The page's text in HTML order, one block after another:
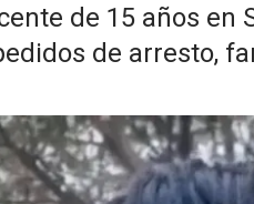
de 15 años en
de arresto,